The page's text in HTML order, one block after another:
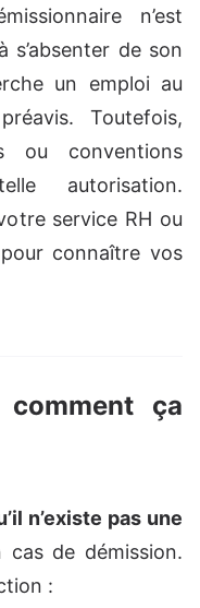
n’est
s’absenter de son
un emploi au
Toutefois,
ou conventions
autorisation.
service RH ou
connaître vos
ça
n’existe pas une
cas de démission.
: